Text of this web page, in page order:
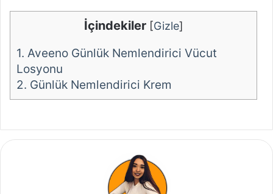
İçindekiler [Gizle]
1. Aveeno Günlük Nemlendirici Vücut
Losyonu
2. Günlük Nemlendirici Krem